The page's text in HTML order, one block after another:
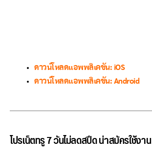
ดาวน์โหลดแอพพลิเคชัน: iOS
ดาวน์โหลดแอพพลิเคชัน: Android
โปรเน็ตทรู 7 วันไม่ลดสปีด น่าสมัครใช้งาน